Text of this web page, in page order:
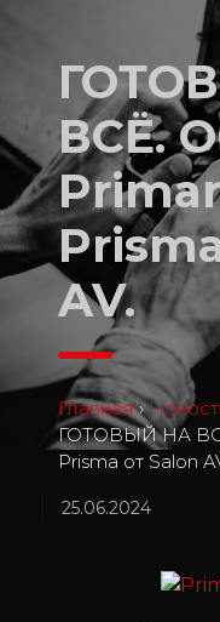
ВСЁ.
AV.
Главная ›
ГОТОВЫЙ НА
Prisma от Salon
25.06.2024